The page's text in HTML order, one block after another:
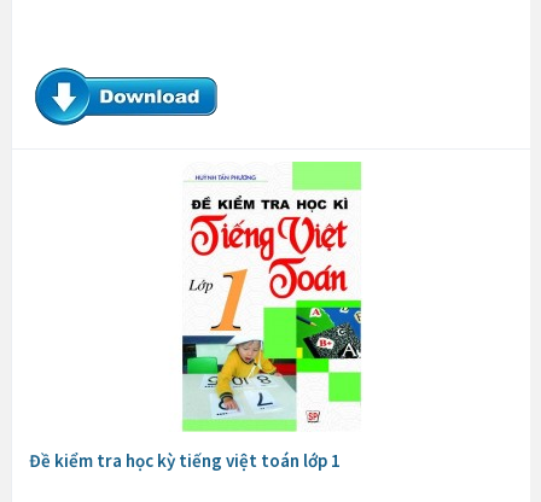
Đề kiểm tra học kỳ tiếng việt toán lớp 1